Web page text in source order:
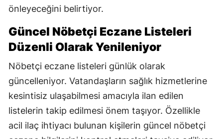
önleyeceğini belirtiyor.
Güncel Nöbetçi Eczane Listeleri
Düzenli Olarak Yenileniyor
Nöbetçi eczane listeleri günlük olarak
güncelleniyor. Vatandaşların sağlık hizmetlerine
kesintisiz ulaşabilmesi amacıyla ilan edilen
listelerin takip edilmesi önem taşıyor. Özellikle
acil ilaç ihtiyacı bulunan kişilerin güncel nöbetçi